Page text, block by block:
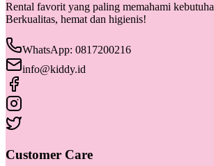
Rental favorit yang paling memahami
Berkualitas, hemat dan higienis!
WhatsApp: 0817200216
info@kiddy.id
Customer Care